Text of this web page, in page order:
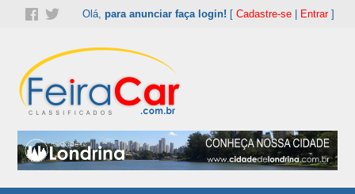
Olá, para anunciar faça login! [ Cadastre-se| Entrar]